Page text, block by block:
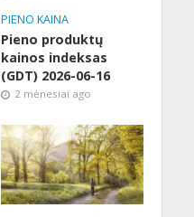
PIENO KAINA
Pieno produktų
kainos indeksas
(GDT) 2026-06-16
2 mėnesiai ago